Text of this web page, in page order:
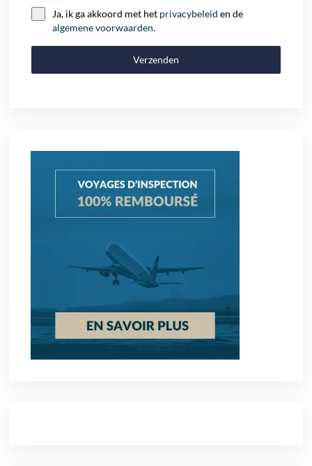
Ja, ik ga akkoord met het privacybeleid en de
algemene voorwaarden.
Verzenden